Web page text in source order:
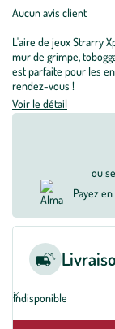
Aucun avis client
L'aire de jeux Strarry
mur de grimpe,
est parfaite pour les
rendez-vous !
Voir le détail
ou
Payez en
Indisponible